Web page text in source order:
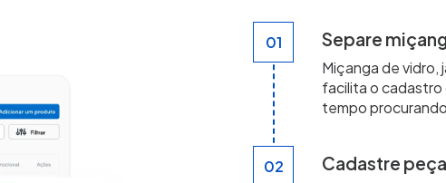
01 Separe
Miçanga de vidro,
facilita o
tempo
02 Cadastre